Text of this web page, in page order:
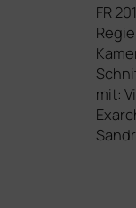
FR
mit: